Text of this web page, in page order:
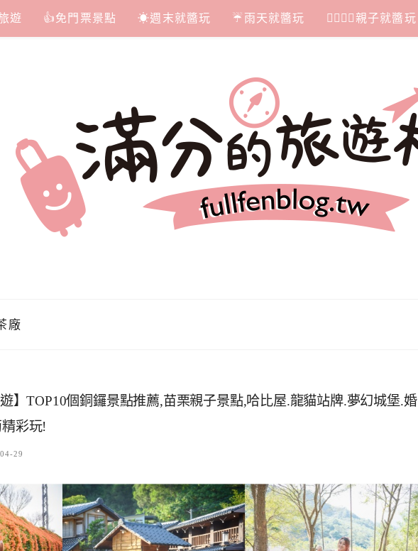
遊 👍免門票景點 ☀週末就醬玩 ☔雨天就醬玩 👩‍❤‍💋‍👨親子就醬玩
廠
遊】TOP10個銅鑼景點推薦,苗栗親子景點,哈比屋.龍貓站牌.夢幻城堡.婚
彩玩!
29